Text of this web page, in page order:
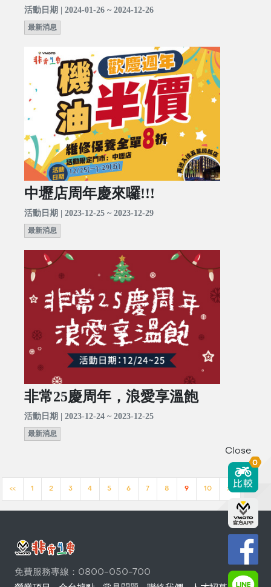
活動日期 | 2024-01-26 ~ 2024-12-26
最新消息
中壢店周年慶來囉!!!
活動日期 | 2023-12-25 ~ 2023-12-29
最新消息
非常25慶周年，浪愛享溫飽
活動日期 | 2023-12-24 ~ 2023-12-25
最新消息
<< 1 2 3 4 5 6 7 8 9 10 >>
免費服務專線：0800-050-700
Close
0